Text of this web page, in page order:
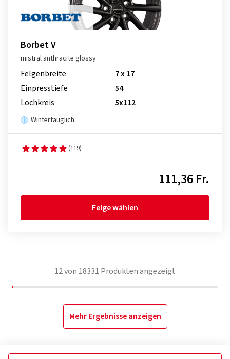
Borbet V
mistral anthracite glossy
Felgenbreite
7 x 17
Einpresstiefe
54
Lochkreis
5x112
Wintertauglich
(119)
111,36 Fr.
Felge wählen
12von 18331 Produkten angezeigt
Mehr Ergebnisse anzeigen